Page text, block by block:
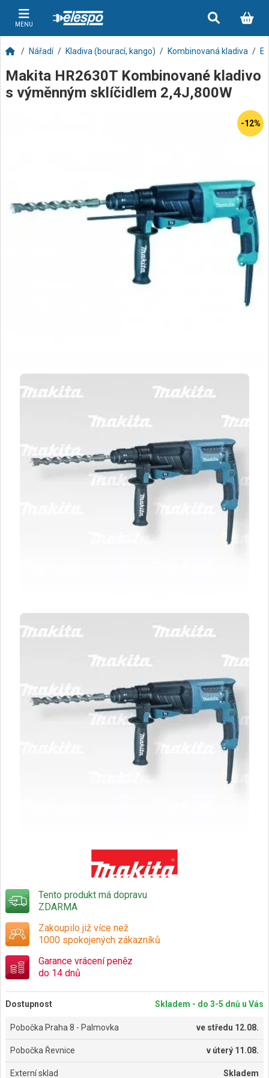
MENU
Nářadí Kladiva (bourací, kango) Kombinovaná kladiva
Makita HR2630T Kombinované kladivo
s výměnným sklíčidlem 2,4J,800W
-12%
Tento produkt má dopravu
ZDARMA
Zakoupilo již více než
1000 spokojených zákazníků
Garance vrácení peněz
do 14 dnů
Dostupnost Skladem - do 3-5 dnů u Vás
Pobočka Praha 8 - Palmovka ve středu 12.08.
Pobočka Řevnice v úterý 11.08.
Externí sklad Skladem